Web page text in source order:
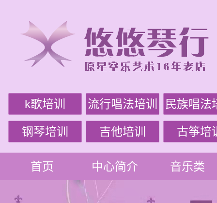
k歌培训 流行唱法培训 民族唱法
钢琴培训 吉他培训 古筝培
首页 中心简介 音乐类